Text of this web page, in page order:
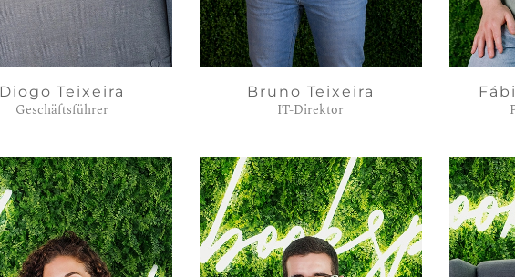
Diogo Teixeira
Geschäftsführer
Bruno Teixeira
IT-Direktor